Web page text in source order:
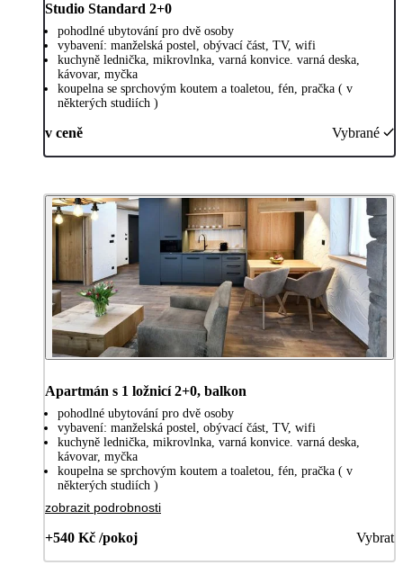
Studio Standard 2+0
pohodlné ubytování pro dvě osoby
vybavení: manželská postel, obývací část, TV, wifi
kuchyně lednička, mikrovlnka, varná konvice. varná deska,
kávovar, myčka
koupelna se sprchovým koutem a toaletou, fén, pračka ( v
některých studiích )
v ceně Vybrané
Apartmán s 1 ložnicí 2+0, balkon
pohodlné ubytování pro dvě osoby
vybavení: manželská postel, obývací část, TV, wifi
kuchyně lednička, mikrovlnka, varná konvice. varná deska,
kávovar, myčka
koupelna se sprchovým koutem a toaletou, fén, pračka ( v
některých studiích )
zobrazit podrobnosti
+540 Kč /pokoj Vybrat